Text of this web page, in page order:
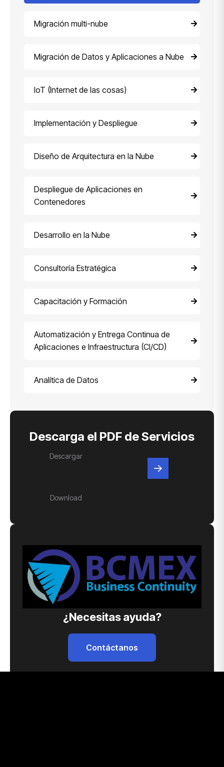
Migración multi-nube
Migración de Datos y Aplicaciones a Nube
IoT (Internet de las cosas)
Implementación y Despliegue
Diseño de Arquitectura en la Nube
Despliegue de Aplicaciones en
Contenedores
Desarrollo en la Nube
Consultoría Estratégica
Capacitación y Formación
Automatización y Entrega Continua de
Aplicaciones e Infraestructura (CI/CD)
Analítica de Datos
Descarga el PDF de Servicios
Descargar
Download
¿Necesitas ayuda?
Contáctanos